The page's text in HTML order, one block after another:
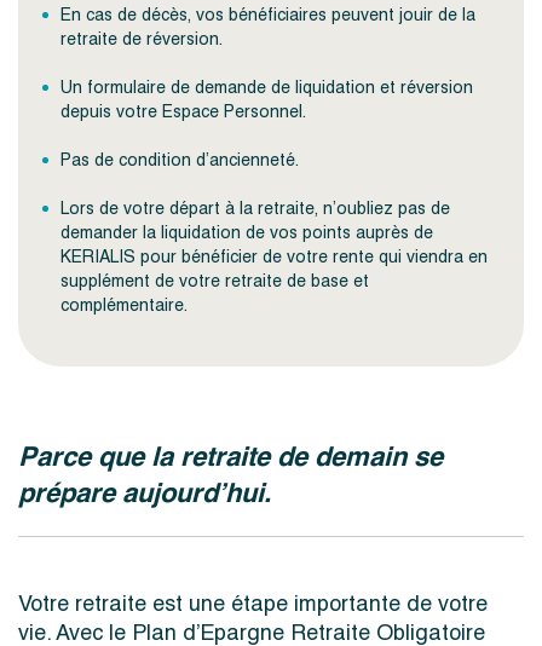
En cas de décès, vos bénéficiaires peuvent jouir de la
retraite de réversion.
Un formulaire de demande de liquidation et réversion
depuis votre Espace Personnel.
Pas de condition d’ancienneté.
Lors de votre départ à la retraite, n’oubliez pas de
demander la liquidation de vos points auprès de
KERIALIS pour bénéficier de votre rente qui viendra en
supplément de votre retraite de base et
complémentaire.
Parce que la retraite de demain se
prépare aujourd’hui.
Votre retraite est une étape importante de votre
vie. Avec le Plan d’Epargne Retraite Obligatoire